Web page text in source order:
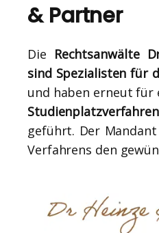
& Partner
Die Rechtsanwälte
sind Spezialisten für
und haben erneut für
Studienplatzverfahren
geführt. Der
Verfahrens den